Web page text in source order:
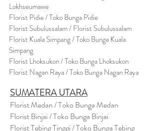
Lokhseumawe
Florist Pidie / Toko Bunga Pidie
Florist Subulussalam / Florist Subulussalam
Florist Kuala Simpang / Toko Bunga Kuala
Simpang
Florist Lhoksukon / Toko Bunga Lhoksukon
Florist Nagan Raya / Toko Bunga Nagan Raya
SUMATERA UTARA
Florist Medan / Toko Bunga Medan
Florist Binjai / Toko Bunga Binjai
Florist Tebing Tinggi / Toko Bunga Tebing